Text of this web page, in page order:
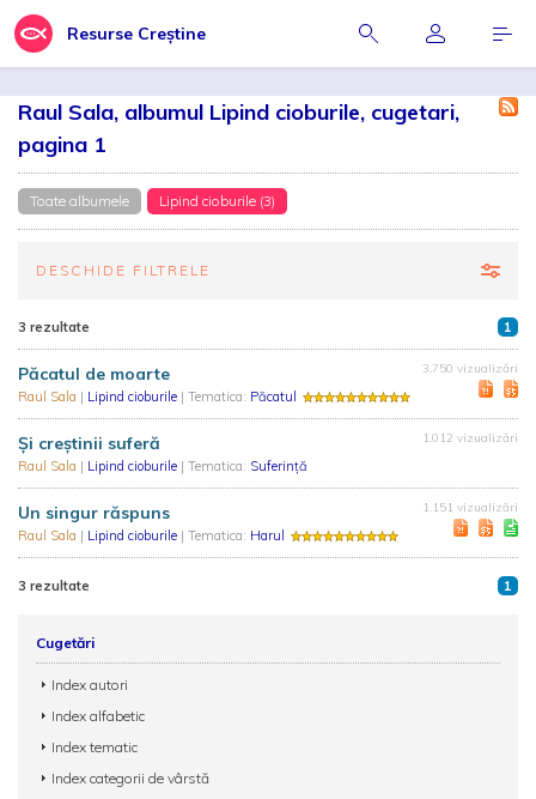
Resurse Creștine
Raul Sala, albumul Lipind cioburile, cugetari,
pagina 1
Toate albumele Lipind cioburile (3)
DESCHIDE FILTRELE
3 rezultate 1
Păcatul de moarte
Raul Sala | Lipind cioburile | Tematica: Păcatul
3.750 vizualizări
Și creștinii suferă
Raul Sala | Lipind cioburile | Tematica: Suferință
1.012 vizualizări
Un singur răspuns
Raul Sala | Lipind cioburile | Tematica: Harul
1.151 vizualizări
3 rezultate 1
Cugetări
Index autori
Index alfabetic
Index tematic
Index categorii de vârstă